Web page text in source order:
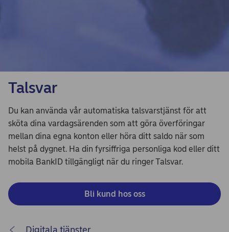
Talsvar
Du kan använda vår automatiska talsvarstjänst för att
sköta dina vardagsärenden som att göra överföringar
mellan dina egna konton eller höra ditt saldo när som
helst på dygnet. Ha din fyrsiffriga personliga kod eller ditt
mobila BankID tillgängligt när du ringer Talsvar.
Bli kund hos oss